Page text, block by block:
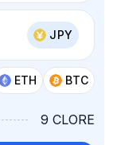
JPY
ETH BTC
9 CLORE